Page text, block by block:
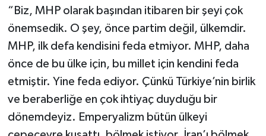
“Biz, MHP olarak başından itibaren bir şeyi çok
önemsedik. O şey, önce partim değil, ülkemdir.
MHP, ilk defa kendisini feda etmiyor. MHP, daha
önce de bu ülke için, bu millet için kendini feda
etmiştir. Yine feda ediyor. Çünkü Türkiye’nin birlik
ve beraberliğe en çok ihtiyaç duyduğu bir
dönemdeyiz. Emperyalizm bütün ülkeyi